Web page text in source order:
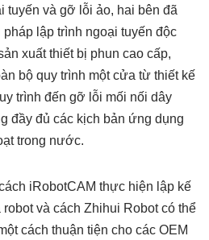
tuyến và gỡ lỗi ảo, hai bên đã
lập trình ngoại tuyến độc
xuất thiết bị phun cao cấp,
bộ quy trình một cửa từ thiết kế
trình đến gỡ lỗi mối nối dây
đầy đủ các kịch bản ứng dụng
trong nước.
iRobotCAM thực hiện lập kế
và cách Zhihui Robot có thể
cách thuận tiện cho các OEM